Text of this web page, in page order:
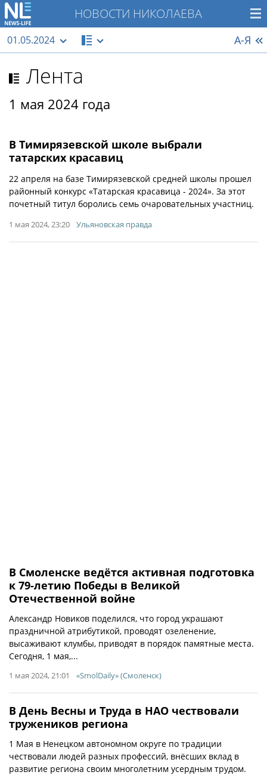
НОВОСТИ НИКОЛАЕВА
01.05.2024 А-Я
Лента
1 мая 2024 года
В Тимирязевской школе выбрали
татарских красавиц
22 апреля на базе Тимирязевской средней школы прошел
районный конкурс «Татарская красавица - 2024». За этот
почетный титул боролись семь очаровательных участниц.
1 мая 2024, 23:20 Ульяновская правда
В Смоленске ведётся активная подготовка
к 79-летию Победы в Великой
Отечественной войне
Александр Новиков поделился, что город украшают
праздничной атрибутикой, проводят озеленение,
высаживают клумбы, приводят в порядок памятные места.
Сегодня, 1 мая,...
1 мая 2024, 21:01 «SmolDaily» (Смоленск)
​В День Весны и Труда в НАО чествовали
тружеников региона
1 Мая в Ненецком автономном округе по традиции
чествовали людей разных профессий, внёсших вклад в
развитие региона своим многолетним усердным трудом.